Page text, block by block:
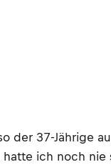
der 37-Jährige
ich noch